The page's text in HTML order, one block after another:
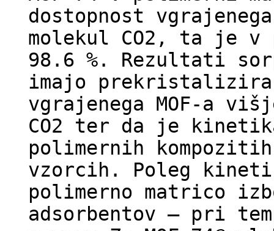
dostopnost
molekul CO2, ta je v
98.6 %. Rezultati
imajo
vgrajenega MOF-a
CO2 ter da je
polimernih
vzorcih. Poleg
polimerno matrico
adsorbentov – pri